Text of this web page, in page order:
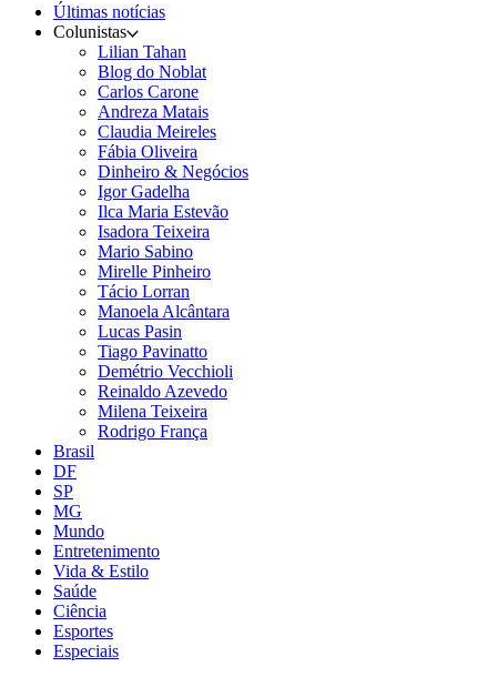
Últimas notícias
Colunistas
Lilian Tahan
Blog do Noblat
Carlos Carone
Andreza Matais
Claudia Meireles
Fábia Oliveira
Dinheiro & Negócios
Igor Gadelha
Ilca Maria Estevão
Isadora Teixeira
Mario Sabino
Mirelle Pinheiro
Tácio Lorran
Manoela Alcântara
Lucas Pasin
Tiago Pavinatto
Demétrio Vecchioli
Reinaldo Azevedo
Milena Teixeira
Rodrigo França
Brasil
DF
SP
MG
Mundo
Entretenimento
Vida & Estilo
Saúde
Ciência
Esportes
Especiais